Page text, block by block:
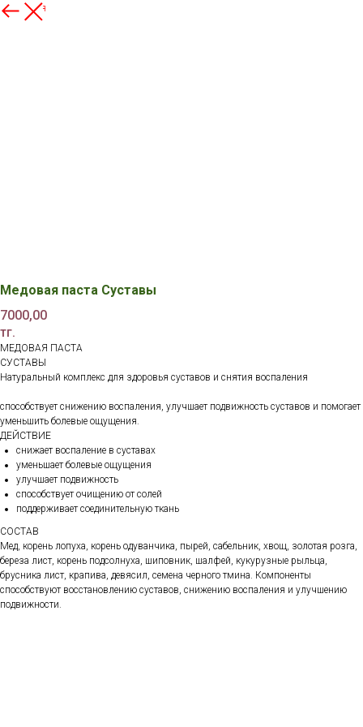
Вернуться
Медовая паста Суставы
7000,00
тг.
МЕДОВАЯ ПАСТА
СУСТАВЫ
Натуральный комплекс для здоровья суставов и снятия воспаления
способствует снижению воспаления, улучшает подвижность суставов и помогает
уменьшить болевые ощущения.
ДЕЙСТВИЕ
снижает воспаление в суставах
уменьшает болевые ощущения
улучшает подвижность
способствует очищению от солей
поддерживает соединительную ткань
СОСТАВ
Мед, корень лопуха, корень одуванчика, пырей, сабельник, хвощ, золотая розга,
береза лист, корень подсолнуха, шиповник, шалфей, кукурузные рыльца,
брусника лист, крапива, девясил, семена черного тмина. Компоненты
способствуют восстановлению суставов, снижению воспаления и улучшению
подвижности.